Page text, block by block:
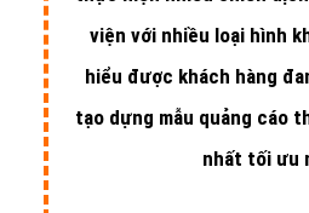
thực hiện nhiều chiến
viện với nhiều loại hình
hiểu được khách hàng
tạo dựng mẫu quảng cáo